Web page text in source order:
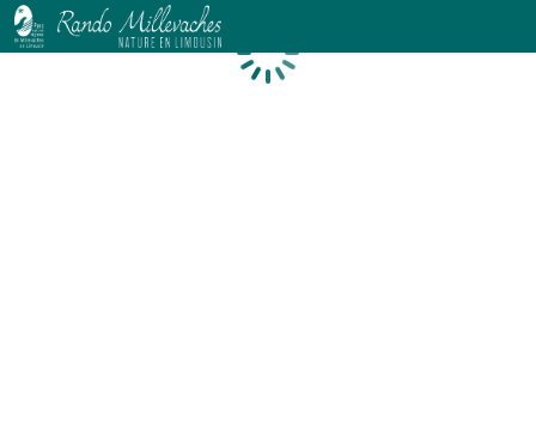
Chargement